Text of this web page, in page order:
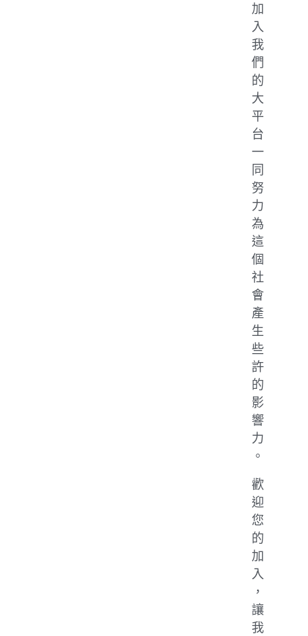
加
入
我
們
的
大
平
台
一
同
努
力
為
這
個
社
會
產
生
些
許
的
影
響
力
。
歡
迎
您
的
加
入
，
讓
我